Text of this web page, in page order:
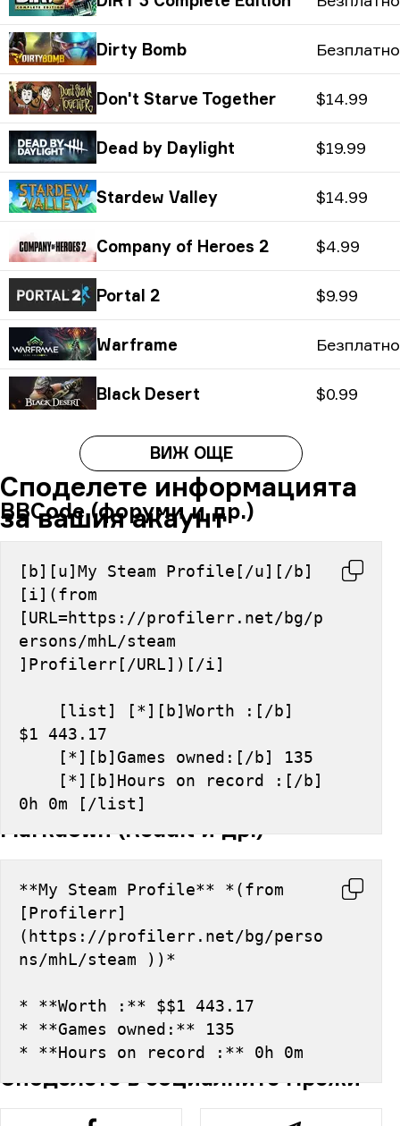
Dirty Bomb Безплатно
Don't Starve Together $14.99
Dead by Daylight $19.99
Stardew Valley $14.99
Company of Heroes 2 $4.99
Portal 2 $9.99
Warframe Безплатно
Black Desert $0.99
ВИЖ ОЩЕ
Споделете информацията
за вашия акаунт
BBCode (форуми и др.)
[b][u]My Steam Profile[/u][/b]
[i](from
[URL=https://profilerr.net/bg/p
ersons/mhL/steam
]Profilerr[/URL])[/i]
$1 443.17
    [*][b]Games owned:[/b] 135
0h 0m [/list]
Markdown (Reddit и др.)
**My Steam Profile** *(from
[Profilerr]
(https://profilerr.net/bg/perso
ns/mhL/steam ))*
* **Worth :** $$1 443.17
* **Games owned:** 135
* **Hours on record :** 0h 0m
Споделете в социалните мрежи